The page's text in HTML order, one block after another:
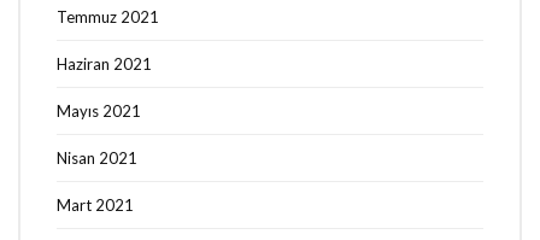
Temmuz 2021
Haziran 2021
Mayıs 2021
Nisan 2021
Mart 2021